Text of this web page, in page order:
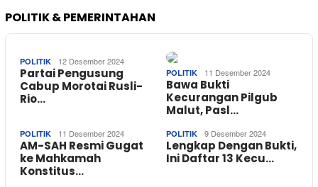
POLITIK & PEMERINTAHAN
POLITIK 12 Desember 2024
Partai Pengusung
Cabup Morotai Rusli-
Rio…
POLITIK 11 Desember 2024
Bawa Bukti
Kecurangan Pilgub
Malut, Pasl…
POLITIK 11 Desember 2024
AM-SAH Resmi Gugat
ke Mahkamah
Konstitus…
POLITIK 9 Desember 2024
Lengkap Dengan Bukti,
Ini Daftar 13 Kecu…